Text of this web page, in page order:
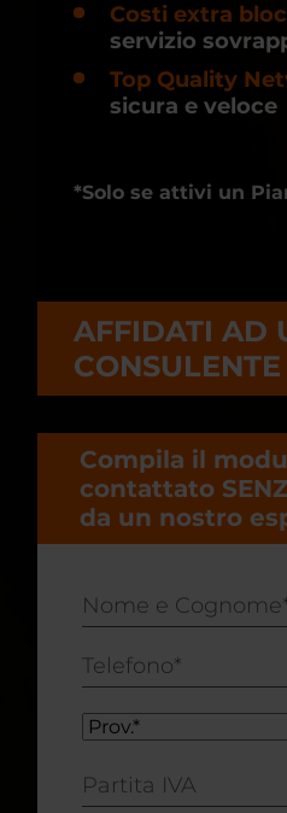
Costi extra
servizio
Top Quality
sicura e veloce
*Solo se attivi un
AFFIDATI AD
Compila il
contattato
da un nostro
Nome
e
Telefono*
Prov.*
Partita
IVA